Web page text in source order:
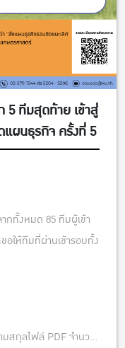
5 ทีมสุดท้าย เข้าสู่
แผนธุรกิจ ครั้งที่ 5
กทั้งหมด 85 ทีมผู้เข้า
อให้ทีมที่ผ่านเข้ารอบทั้ง
มสกุลไฟล์ PDF จำนวน